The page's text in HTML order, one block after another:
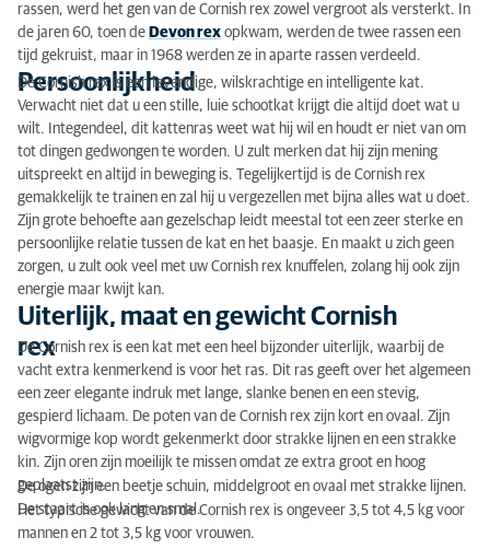
rassen, werd het gen van de Cornish rex zowel vergroot als versterkt. In
de jaren 60, toen de Devon rex opkwam, werden de twee rassen een
tijd gekruist, maar in 1968 werden ze in aparte rassen verdeeld.
Persoonlijkheid
De Cornish rex is een levendige, wilskrachtige en intelligente kat.
Verwacht niet dat u een stille, luie schootkat krijgt die altijd doet wat u
wilt. Integendeel, dit kattenras weet wat hij wil en houdt er niet van om
tot dingen gedwongen te worden. U zult merken dat hij zijn mening
uitspreekt en altijd in beweging is. Tegelijkertijd is de Cornish rex
gemakkelijk te trainen en zal hij u vergezellen met bijna alles wat u doet.
Zijn grote behoefte aan gezelschap leidt meestal tot een zeer sterke en
persoonlijke relatie tussen de kat en het baasje. En maakt u zich geen
zorgen, u zult ook veel met uw Cornish rex knuffelen, zolang hij ook zijn
energie maar kwijt kan.
Uiterlijk, maat en gewicht Cornish
rex
De Cornish rex is een kat met een heel bijzonder uiterlijk, waarbij de
vacht extra kenmerkend is voor het ras. Dit ras geeft over het algemeen
een zeer elegante indruk met lange, slanke benen en een stevig,
gespierd lichaam. De poten van de Cornish rex zijn kort en ovaal. Zijn
wigvormige kop wordt gekenmerkt door strakke lijnen en een strakke
kin. Zijn oren zijn moeilijk te missen omdat ze extra groot en hoog
geplaatst zijn.
De ogen zijn een beetje schuin, middelgroot en ovaal met strakke lijnen.
De staart is ook lang en smal.
Het typische gewicht van de Cornish rex is ongeveer 3,5 tot 4,5 kg voor
mannen en 2 tot 3,5 kg voor vrouwen.